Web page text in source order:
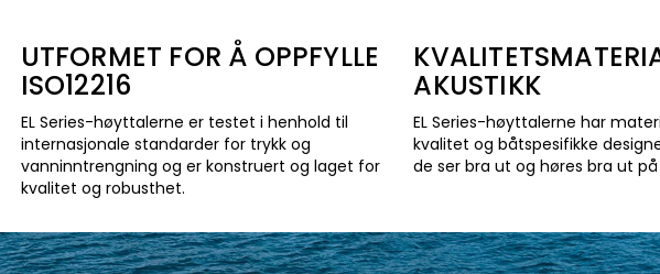
UTFORMET FOR Å OPPFYLLE
ISO12216
EL Series-høyttalerne er testet i henhold til
internasjonale standarder for trykk og
vanninntrengning og er konstruert og laget for
kvalitet og robusthet.
AKUSTIKK
EL Series-høyttalerne har
kvalitet og båtspesifikke
de ser bra ut og høres bra ut på